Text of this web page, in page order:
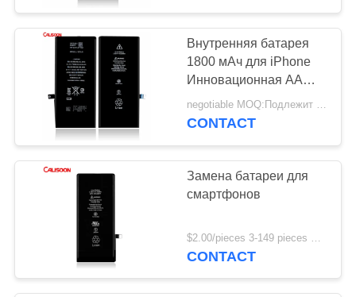
Внутренняя батарея
1800 мАч для iPhone
Инновационная AA
NIMH аккумулятор
negotiable MOQ:Подлежит обсуждению
CONTACT
Замена батареи для
смартфонов
CONTACT